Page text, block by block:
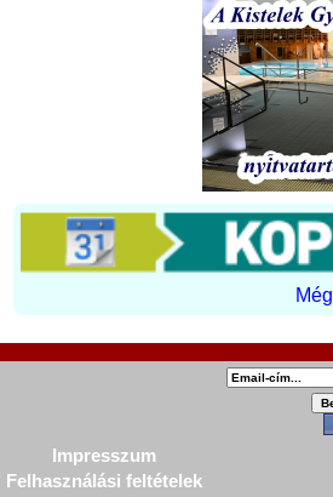
Impresszum
Felhasználási feltételek